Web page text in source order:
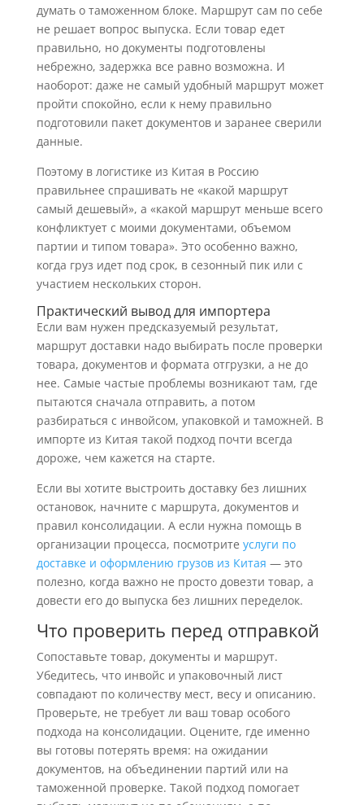
думать о таможенном блоке. Маршрут сам по себе
не решает вопрос выпуска. Если товар едет
правильно, но документы подготовлены
небрежно, задержка все равно возможна. И
наоборот: даже не самый удобный маршрут может
пройти спокойно, если к нему правильно
подготовили пакет документов и заранее сверили
данные.
Поэтому в логистике из Китая в Россию
правильнее спрашивать не «какой маршрут
самый дешевый», а «какой маршрут меньше всего
конфликтует с моими документами, объемом
партии и типом товара». Это особенно важно,
когда груз идет под срок, в сезонный пик или с
участием нескольких сторон.
Практический вывод для импортера
Если вам нужен предсказуемый результат,
маршрут доставки надо выбирать после проверки
товара, документов и формата отгрузки, а не до
нее. Самые частые проблемы возникают там, где
пытаются сначала отправить, а потом
разбираться с инвойсом, упаковкой и таможней. В
импорте из Китая такой подход почти всегда
дороже, чем кажется на старте.
Если вы хотите выстроить доставку без лишних
остановок, начните с маршрута, документов и
правил консолидации. А если нужна помощь в
организации процесса, посмотрите услуги по
доставке и оформлению грузов из Китая — это
полезно, когда важно не просто довезти товар, а
довести его до выпуска без лишних переделок.
Что проверить перед отправкой
Сопоставьте товар, документы и маршрут.
Убедитесь, что инвойс и упаковочный лист
совпадают по количеству мест, весу и описанию.
Проверьте, не требует ли ваш товар особого
подхода на консолидации. Оцените, где именно
вы готовы потерять время: на ожидании
документов, на объединении партий или на
таможенной проверке. Такой подход помогает